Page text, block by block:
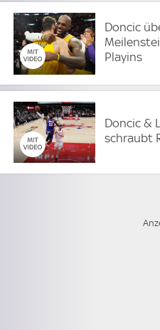
Doncic
Playins
Doncic &
schraubt